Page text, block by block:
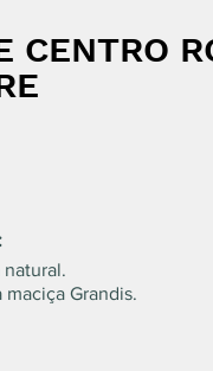
CENTRO
maciça Grandis.